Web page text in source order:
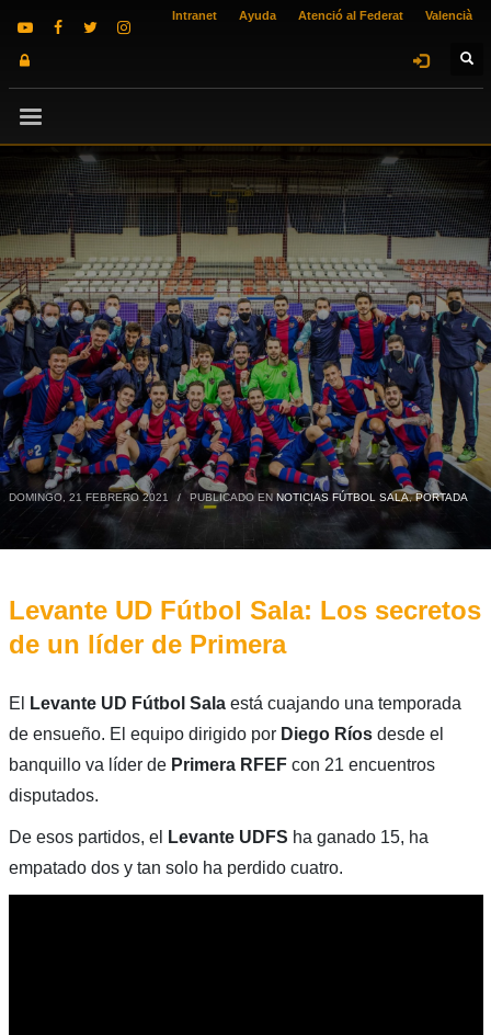
Intranet Ayuda Atenció al Federat Valencià
DOMINGO, 21 FEBRERO 2021 / PUBLICADO EN NOTICIAS FÚTBOL SALA,PORTADA
Levante UD Fútbol Sala: Los secretos
de un líder de Primera
El Levante UD Fútbol Salaestá cuajando una temporada
de ensueño. El equipo dirigido por Diego Ríos desde el
banquillo va líder de Primera RFEFcon 21 encuentros
disputados.
De esos partidos, el Levante UDFS ha ganado 15, ha
empatado dos y tan solo ha perdido cuatro.